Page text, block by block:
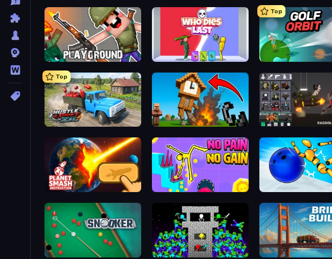
Playground Who Dies Last?
Top
Golf Orbit
Top
Hustle & Drift in ZIL Noob Fuse Last Play: Ragdoll
Planet Smash Destruction No Pain No Gain - Ragdoll Sandbox
Snooker Stick Epic Fighter Bridge Builder